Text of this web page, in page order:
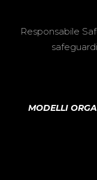
Responsabile
MODELLI